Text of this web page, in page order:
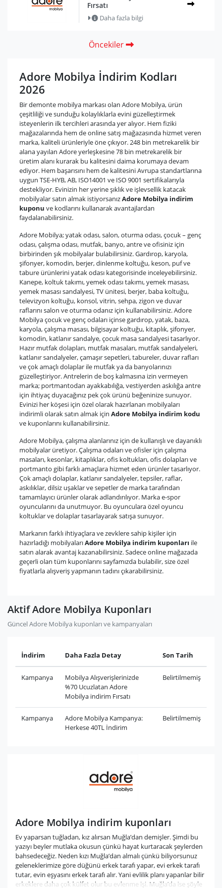
Fırsatı
Daha fazla bilgi
Öncekiler
Adore Mobilya İndirim Kodları
2026
Bir demonte mobilya markası olan Adore Mobilya, ürün
çeşitliliği ve sunduğu kolaylıklarla evini güzelleştirmek
isteyenlerin ilk tercihleri arasında yer alıyor. Hem fiziki
mağazalarında hem de online satış mağazasında hizmet veren
marka, kaliteli ürünleriyle öne çıkıyor. 248 bin metrekarelik bir
alana yayılan Adore yerleşkesine 78 bin metrekarelik bir
üretim alanı kurarak bu kalitesini daima korumaya devam
ediyor. Hem başarısını hem de kalitesini Avrupa standartlarına
uygun TSE-HYB, AB, ISO14001 ve ISO 9001 sertifikalarıyla
destekliyor. Evinizin her yerine şıklık ve işlevsellik katacak
mobilyalar satın almak istiyorsanızAdore Mobilya indirim
kuponu ve kodlarını kullanarak avantajlardan
faydalanabilirsiniz.
Adore Mobilya; yatak odası, salon, oturma odası, çocuk – genç
odası, çalışma odası, mutfak, banyo, antre ve ofisiniz için
birbirinden şık mobilyalar bulabilirsiniz. Gardırop, karyola,
şifonyer, komodin, berjer, dinlenme koltuğu, keson, puf ve
tabure ürünlerini yatak odası kategorisinde inceleyebilirsiniz.
Kanepe, koltuk takımı, yemek odası takımı, yemek masası,
yemek masası sandalyesi, TV ünitesi, berjer, baba koltuğu,
televizyon koltuğu, konsol, vitrin, sehpa, zigon ve duvar
raflarını salon ve oturma odanız için kullanabilirsiniz. Adore
Mobilya çocuk ve genç odaları içinse gardırop, yatak, baza,
karyola, çalışma masası, bilgisayar koltuğu, kitaplık, şifonyer,
komodin, katlanır sandalye, çocuk masa sandalyesi tasarlıyor.
Hazır mutfak dolapları, mutfak masaları, mutfak sandalyeleri,
katlanır sandalyeler, çamaşır sepetleri, tabureler, duvar rafları
ve çok amaçlı dolaplar ile mutfak ya da banyolarınızı
güzelleştiriyor. Antrelerin de boş kalmasına izin vermeyen
marka; portmantodan ayakkabılığa, vestiyerden askılığa antre
için ihtiyaç duyacağınız pek çok ürünü beğeninize sunuyor.
Evinizi her köşesi için özel olarak hazırlanan mobilyaları
indirimli olarak satın almak için Adore Mobilya indirim kodu
ve kuponlarını kullanabilirsiniz.
Adore Mobilya, çalışma alanlarınız için de kullanışlı ve dayanıklı
mobilyalar üretiyor. Çalışma odaları ve ofisler için çalışma
masaları, kesonlar, kitaplıklar, ofis koltukları, ofis dolapları ve
portmanto gibi farklı amaçlara hizmet eden ürünler tasarlıyor.
Çok amaçlı dolaplar, katlanır sandalyeler, tepsiler, raflar,
askılıklar, dilsiz uşaklar ve sepetler de marka tarafından
tamamlayıcı ürünler olarak adlandırılıyor. Marka e-spor
oyuncularını da unutmuyor. Bu oyunculara özel oyuncu
koltuklar ve dolaplar tasarlayarak satışa sunuyor.
Markanın farklı ihtiyaçlara ve zevklere sahip kişiler için
hazırladığı mobilyalarıAdore Mobilya indirim kuponları ile
satın alarak avantaj kazanabilirsiniz. Sadece online mağazada
geçerli olan tüm kuponlarını sayfamızda bulabilir, size özel
fiyatlarla alışveriş yapmanın tadını çıkarabilirsiniz.
Aktif Adore Mobilya Kuponları
Güncel Adore Mobilya kuponları ve kampanyaları
İndirim Daha Fazla Detay Son Tarih
Kampanya
Mobilya Alışverişlerinizde
%70 Ucuzlatan Adore
Mobilya indirim Fırsatı
Belirtilmemiş
Kampanya
Adore Mobilya Kampanya:
Herkese 40TL İndirim
Belirtilmemiş
Adore Mobilya indirim kuponları
Ev yaparsan tuğladan, kız alırsan Muğla’dan demişler. Şimdi bu
yazıyı beyler mutlaka okusun çünkü hayat kurtaracak şeylerden
bahsedeceğiz. Neden kızı Muğla’dan almalı çünkü biliyorsunuz
geleneklerimize göre düğünü erkek tarafı yapar, evi erkek tarafı
tutar, evin eşyasını erkek tarafı alır. Yani evlilik planı yapanlar bilir
erkeklere daha çok külfet olur bu evlenme işi. Muğla’da ise şöyle